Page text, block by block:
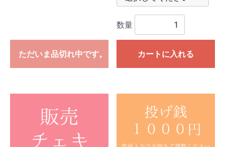
ただいま品切れ中です。
数量
カートに入れる